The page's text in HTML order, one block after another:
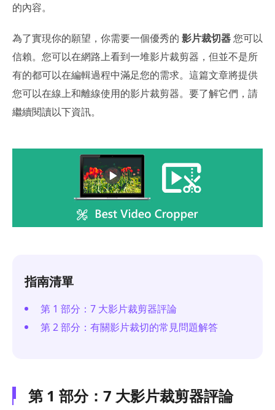
的內容。
為了實現你的願望，你需要一個優秀的 影片裁切器您可以
信賴。您可以在網路上看到一堆影片裁剪器，但並不是所
有的都可以在編輯過程中滿足您的需求。這篇文章將提供
您可以在線上和離線使用的影片裁剪器。要了解它們，請
繼續閱讀以下資訊。
指南清單
第 1 部分：7 大影片裁剪器評論
第 2 部分：有關影片裁切的常見問題解答
第 1 部分：7 大影片裁剪器評論